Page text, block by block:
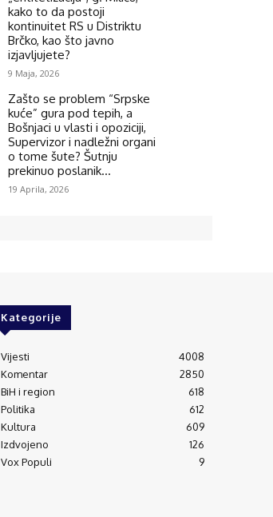
kako to da postoji
kontinuitet RS u Distriktu
Brčko, kao što javno
izjavljujete?
9 Maja, 2026
Zašto se problem “Srpske
kuće” gura pod tepih, a
Bošnjaci u vlasti i opoziciji,
Supervizor i nadležni organi
o tome šute? Šutnju
prekinuo poslanik...
19 Aprila, 2026
Kategorije
Vijesti
4008
Komentar
2850
BiH i region
618
Politika
612
Kultura
609
Izdvojeno
126
Vox Populi
9